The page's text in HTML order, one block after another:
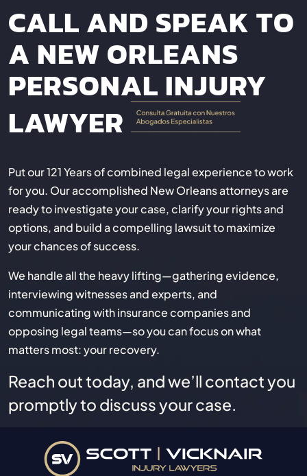
CALL AND SPEAK TO
A NEW ORLEANS
PERSONAL INJURY
LAWYER
Put our 121 Years of combined legal experience to work
for you. Our accomplished New Orleans attorneys are
ready to investigate your case, clarify your rights and
options, and build a compelling lawsuit to maximize
your chances of success.
We handle all the heavy lifting—gathering evidence,
interviewing witnesses and experts, and
communicating with insurance companies and
opposing legal teams—so you can focus on what
matters most: your recovery.
Reach out today, and we’ll contact you
promptly to discuss your case.